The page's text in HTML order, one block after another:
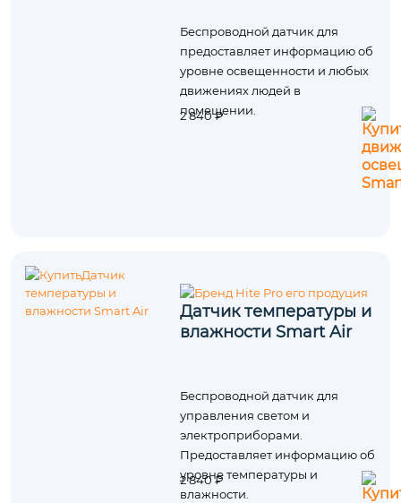
Беспроводной датчик для
предоставляет информацию об
уровне освещенности и любых
движениях людей в
помещении.
2 840 ₽
Датчик температуры и
влажности Smart Air
Беспроводной датчик для
управления светом и
электроприборами.
Предоставляет информацию об
уровне температуры и
влажности.
2 840 ₽